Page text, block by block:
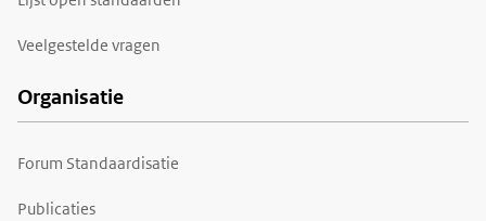
Veelgestelde vragen
Organisatie
Forum Standaardisatie
Publicaties